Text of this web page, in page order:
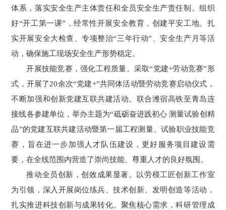
体系，落实安全生产主体责任和全员安全生产责任制。组织
好“开工第一课”，经常性开展安全教育，创建平安工地。扎
实开展安全大检查、专项整治“三年行动”、安全生产月等活
动，确保施工现场安全生产形势稳定。
开展技能竞赛，强化工程质量。采取“党建+劳动竞赛”形
式，开展了20余次“党建+”共同体活动暨劳动竞赛启动仪式，
不断加强和创新党建互联共建活动。联合潍宿高铁至青岛连
接线各参建单位，举办主题为“砥砺奋进践初心 测量试验创精
品”的党建互联共建活动暨第一届工程测量、试验职业技能竞
赛，旨在进一步加强人才队伍建设，更好服务项目建设需
要，在全线范围内营造了崇尚技能、尊重人才的良好氛围。
推动全员创新，创效成果显著。以劳模工匠创新工作室
为引领，深入开展岗位练兵、技术创新、发明创造等活动，
扎实推进科技创新与成果转化。聚焦核心需求，科研管理成